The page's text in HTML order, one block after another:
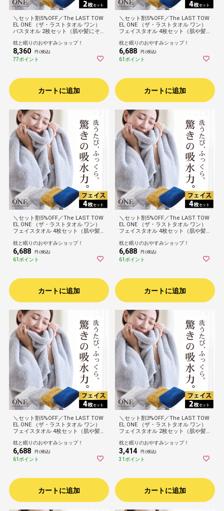
＼セット割5%OFF／The LAST TOW
EL ONE （ザ・ラストタオル ワン）
バスタオル 2枚セット（肌や髪にそ
収！ゴシゴシしない、肌が喜ぶタオ
ル）お風呂上り 身体拭き ふんわり
ふかふか 柔らかい 速乾 吸水 日本製
高品質 高級 ホテル 60×120cm
枕と眠りのおやすみショップ！
8,360 円 (税込)
77ポイント
カートに追加
＼セット割5%OFF／The LAST TOW
EL ONE （ザ・ラストタオル ワン）
フェイスタオル 4枚セット（肌や髪
吸収！ゴシゴシしない、肌が喜ぶタ
オル）洗顔 手拭き ふんわり ふかふ
か 柔らかい 速乾 吸水 日本製 高品質
高級 ホテル 32×90cm
枕と眠りのおやすみショップ！
6,688 円 (税込)
61ポイント
カートに追加
＼セット割5%OFF／The LAST TOW
EL ONE （ザ・ラストタオル ワン）
フェイスタオル 4枚セット（肌や髪
吸収！ゴシゴシしない、肌が喜ぶタ
オル）洗顔 手拭き ふんわり ふかふ
か 柔らかい 速乾 吸水 日本製 高品質
高級 ホテル 32×90cm
枕と眠りのおやすみショップ！
6,688 円 (税込)
61ポイント
カートに追加
＼セット割5%OFF／The LAST TOW
EL ONE （ザ・ラストタオル ワン）
フェイスタオル 4枚セット（肌や髪
吸収！ゴシゴシしない、肌が喜ぶタ
オル）洗顔 手拭き ふんわり ふかふ
か 柔らかい 速乾 吸水 日本製 高品質
高級 ホテル 32×90cm
枕と眠りのおやすみショップ！
6,688 円 (税込)
61ポイント
カートに追加
＼セット割5%OFF／The LAST TOW
EL ONE （ザ・ラストタオル ワン）
フェイスタオル 4枚セット（肌や髪
吸収！ゴシゴシしない、肌が喜ぶタ
オル）洗顔 手拭き ふんわり ふかふ
か 柔らかい 速乾 吸水 日本製 高品質
高級 ホテル 32×90cm
枕と眠りのおやすみショップ！
6,688 円 (税込)
61ポイント
カートに追加
＼セット割3%OFF／The LAST TOW
EL ONE （ザ・ラストタオル ワン）
フェイスタオル 2枚セット（肌や髪
吸収！ゴシゴシしない、肌が喜ぶタ
オル）洗顔 手拭き ふんわり ふかふ
か 柔らかい 速乾 吸水 日本製 高品質
高級 ホテル 32×90cm
枕と眠りのおやすみショップ！
3,414 円 (税込)
31ポイント
カートに追加